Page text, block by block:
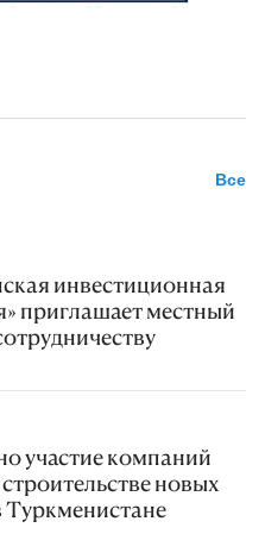
Все
инвестиционная
приглашает местный
участие компаний
новых
Туркменистане